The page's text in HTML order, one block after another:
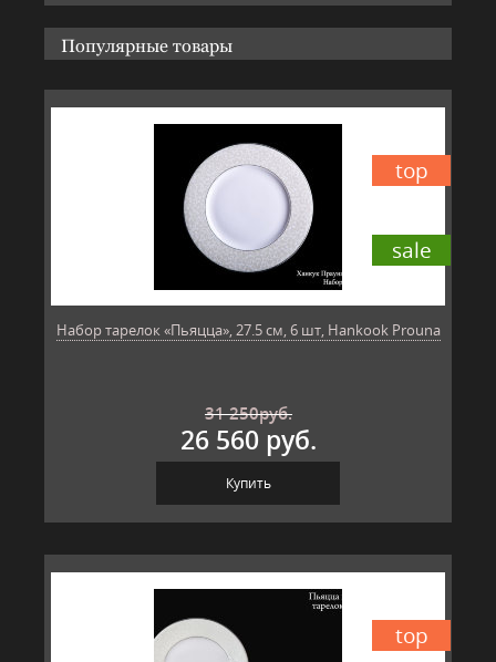
Популярные товары
sale
top
Набор тарелок «Пьяцца», 27.5 см, 6 шт, Hankook Prouna
31 250руб.
26 560 руб.
Купить
top